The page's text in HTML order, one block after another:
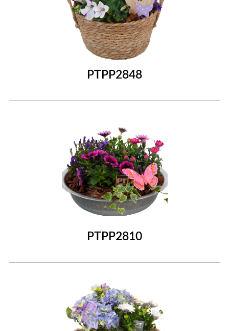
PTPP2848
PTPP2810